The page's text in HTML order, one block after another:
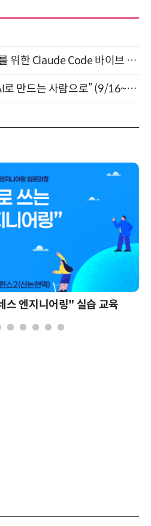
"모든 담당자(비개발자)를 위한 Claude Code 바이브 코딩 2-day 부트캠프" 9월 16~17일 개최
“AI에게 묻는 사람에서, AI로 만드는 사람으로” (9/16~17)
스 엔지니어링" 실습 교육